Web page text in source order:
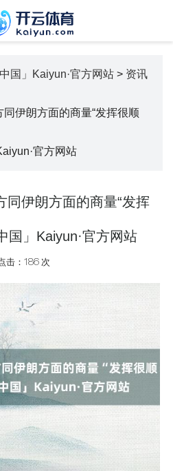
国」Kaiyun·官方网站 > 资讯
伊朗方面的商量“发挥很顺
官方网站
同伊朗方面的商量“发挥
国」Kaiyun·官方网站
击：186 次